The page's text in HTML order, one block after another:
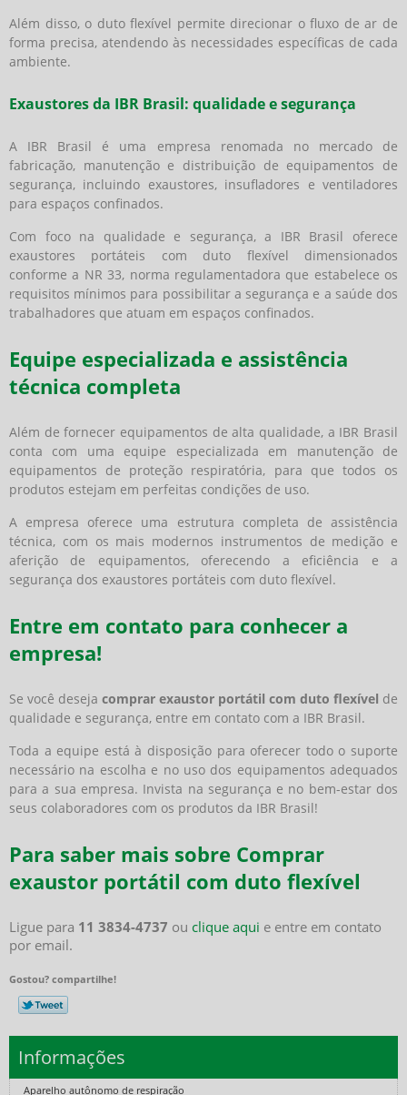
Além disso, o duto flexível permite direcionar o fluxo de ar de
forma precisa, atendendo às necessidades específicas de cada
ambiente.
Exaustores da IBR Brasil: qualidade e segurança
A IBR Brasil é uma empresa renomada no mercado de
fabricação, manutenção e distribuição de equipamentos de
segurança, incluindo exaustores, insufladores e ventiladores
para espaços confinados.
Com foco na qualidade e segurança, a IBR Brasil oferece
exaustores portáteis com duto flexível dimensionados
conforme a NR 33, norma regulamentadora que estabelece os
requisitos mínimos para possibilitar a segurança e a saúde dos
trabalhadores que atuam em espaços confinados.
Equipe especializada e assistência
técnica completa
Além de fornecer equipamentos de alta qualidade, a IBR Brasil
conta com uma equipe especializada em manutenção de
equipamentos de proteção respiratória, para que todos os
produtos estejam em perfeitas condições de uso.
A empresa oferece uma estrutura completa de assistência
técnica, com os mais modernos instrumentos de medição e
aferição de equipamentos, oferecendo a eficiência e a
segurança dos exaustores portáteis com duto flexível.
Entre em contato para conhecer a
empresa!
Se você deseja comprar exaustor portátil com duto flexível de
qualidade e segurança, entre em contato com a IBR Brasil.
Toda a equipe está à disposição para oferecer todo o suporte
necessário na escolha e no uso dos equipamentos adequados
para a sua empresa. Invista na segurança e no bem-estar dos
seus colaboradores com os produtos da IBR Brasil!
Para saber mais sobre Comprar
exaustor portátil com duto flexível
Ligue para 11 3834-4737 ou clique aqui e entre em contato
por email.
Gostou? compartilhe!
Informações
Aparelho autônomo de respiração